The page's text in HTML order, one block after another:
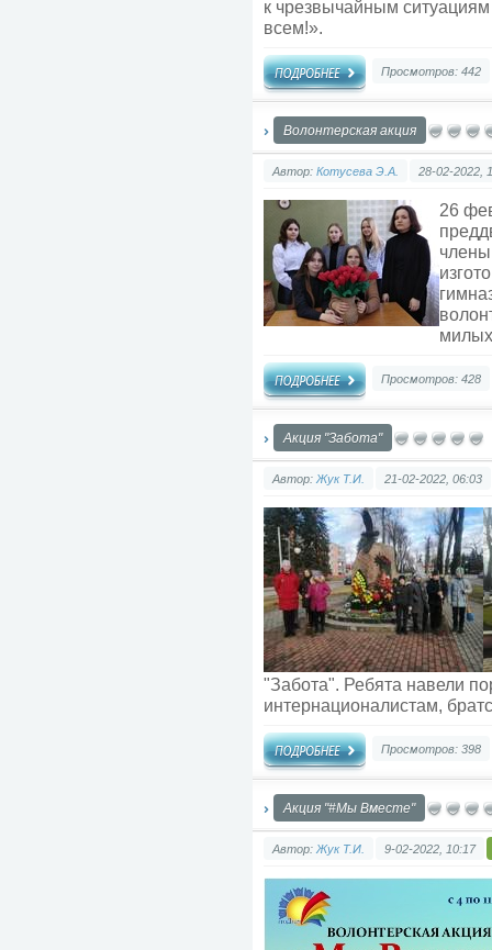
к чрезвычайным
всем!».
Просмотров: 442
Волонтерская акция
Автор: Котусева Э.А. 28-02-2022,
26
Просмотров: 428
Акция "Забота"
Автор: Жук Т.И. 21-02-2022, 06:03
"Забота". Ребята навели
интернационалистам,
Просмотров: 398
Акция "#Мы Вместе"
Автор: Жук Т.И. 9-02-2022, 10:17